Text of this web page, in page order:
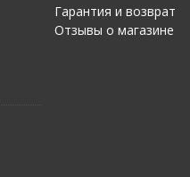
Гарантия и возврат
Отзывы о магазине